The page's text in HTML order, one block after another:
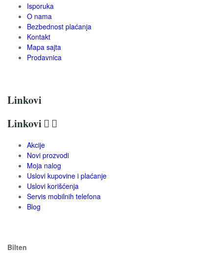
Isporuka
O nama
Bezbednost plaćanja
Kontakt
Mapa sajta
Prodavnica
Linkovi
Linkovi  
Akcije
Novi prozvodi
Moja nalog
Uslovi kupovine i plaćanje
Uslovi korišćenja
Servis mobilnih telefona
Blog
Bilten